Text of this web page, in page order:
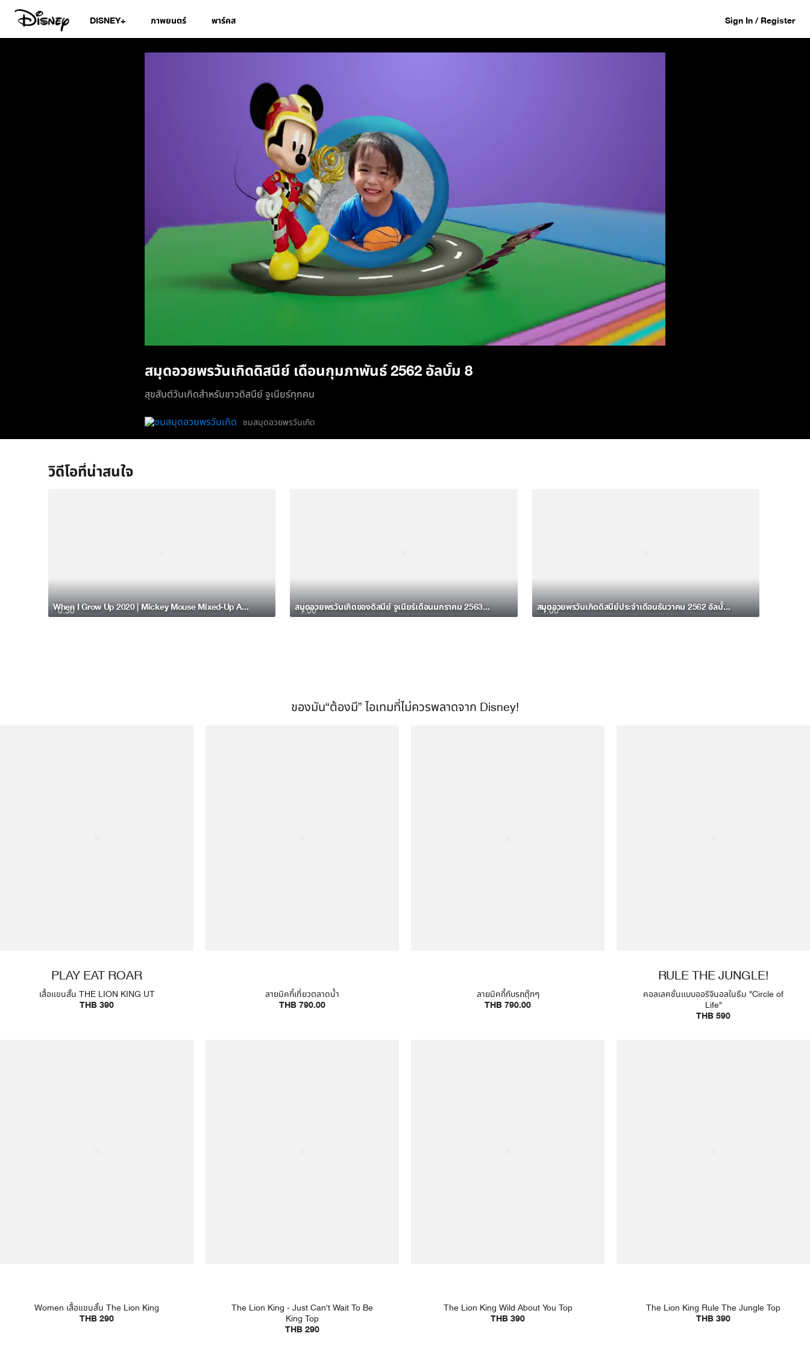
DISNEY+ ภาพยนตร์ พาร์คส Sign In / Register
สมุดอวยพรวันเกิดดิสนีย์ เดือนกุมภาพันธ์ 2562 อัลบั้ม 8
สุขสันต์วันเกิดสำหรับชาวดิสนีย์ จูเนียร์ทุกคน
ชมสมุดอวยพรวันเกิด
วิดีโอที่น่าสนใจ
0:30 When I Grow Up 2020 | Mickey Mouse Mixed-Up Adventures 1:00 สมุดอวยพรวันเกิดของดิสนีย์ จูเนียร์เดือนมกราคม 2563 อัลบั้ม 7 1:00 สมุดอวยพรวันเกิดดิสนีย์ประจำเดือนธันวาคม 2562 อัลบั้ม 3
ของมัน“ต้องมี” ไอเทมที่ไม่ควรพลาดจาก Disney!
PLAY EAT ROAR
เสื้อแขนสั้น THE LION KING UT
THB 390
ลายมิคกี้เที่ยวตลาดน้ำ
THB 790.00
ลายมิคกี้กับรถตุ๊กๆ
THB 790.00
RULE THE JUNGLE!
คอลเลคชั่นแบบออริจินอลในธีม "Circle of
Life"
THB 590
Women เสื้อแขนสั้น The Lion King
THB 290
The Lion King - Just Can't Wait To Be
King Top
THB 290
The Lion King Wild About You Top
THB 390
The Lion King Rule The Jungle Top
THB 390